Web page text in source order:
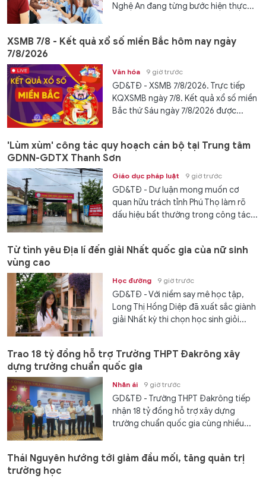
Nghệ An đang từng bước hiện thực...
XSMB 7/8 - Kết quả xổ số miền Bắc hôm nay ngày
7/8/2026
Văn hóa 9 giờ trước
GD&TĐ - XSMB 7/8/2026. Trực tiếp
KQXSMB ngày 7/8. Kết quả xổ số miền
Bắc thứ Sáu ngày 7/8/2026 được...
'Lùm xùm' công tác quy hoạch cán bộ tại Trung tâm
GDNN-GDTX Thanh Sơn
Giáo dục pháp luật 9 giờ trước
GD&TĐ - Dư luận mong muốn cơ
quan hữu trách tỉnh Phú Thọ làm rõ
dấu hiệu bất thường trong công tác...
Từ tình yêu Địa lí đến giải Nhất quốc gia của nữ sinh
vùng cao
Học đường 9 giờ trước
GD&TĐ - Với niềm say mê học tập,
Long Thị Hồng Diệp đã xuất sắc giành
giải Nhất kỳ thi chọn học sinh giỏi...
Trao 18 tỷ đồng hỗ trợ Trường THPT Đakrông xây
dựng trường chuẩn quốc gia
Nhân ái 9 giờ trước
GD&TĐ - Trường THPT Đakrông tiếp
nhận 18 tỷ đồng hỗ trợ xây dựng
trường chuẩn quốc gia cùng nhiều...
Thái Nguyên hướng tới giảm đầu mối, tăng quản trị
trường học